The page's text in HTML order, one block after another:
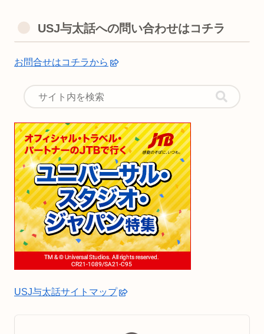
USJ与太話への問い合わせはコチラ
お問合せはコチラから
USJ与太話サイトマップ